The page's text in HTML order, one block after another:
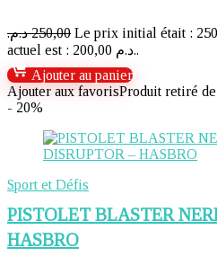
250,00 د.م.
actuel est : 200,00 د.م..
Ajouter au panier
Ajouter aux favorisProduit retiré
- 20%
Sport et Défis
PISTOLET BLASTER
HASBRO